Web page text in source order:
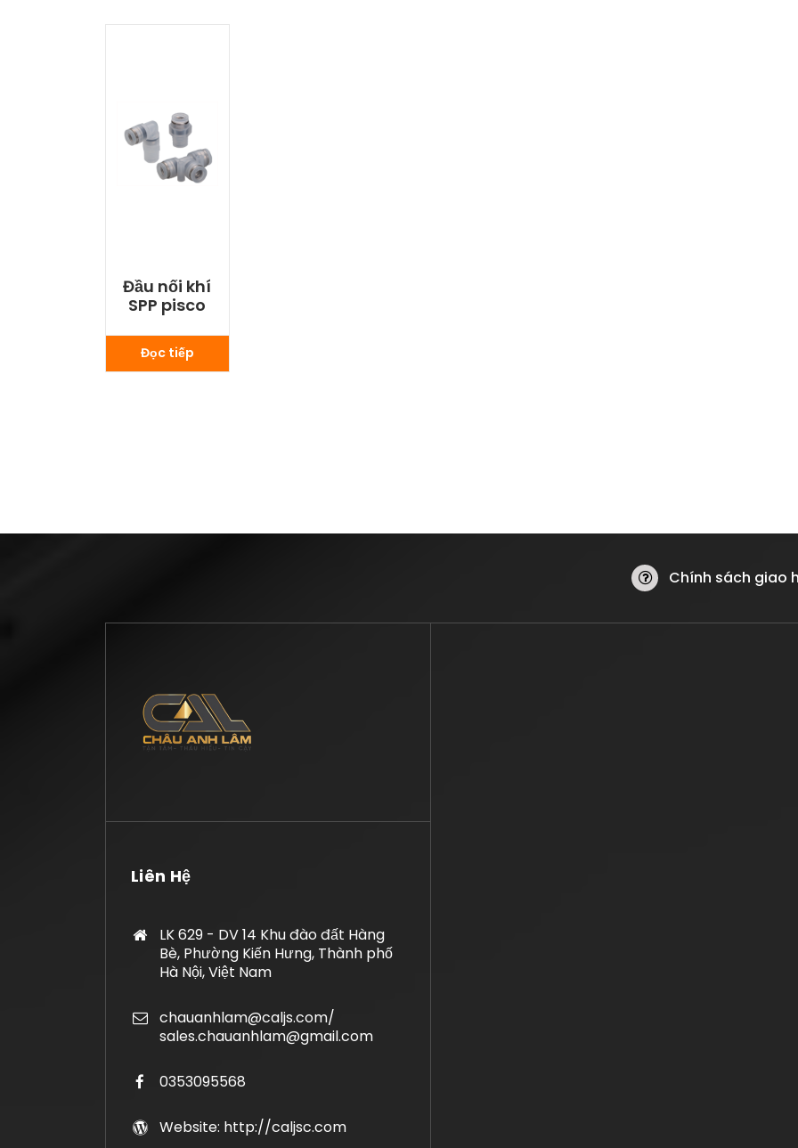
Đầu nối khí
SPP pisco
Đọc tiếp
Chính sách giao
Liên Hệ
LK 629 - DV 14 Khu đào đất Hàng
Bè, Phường Kiến Hưng, Thành phố
Hà Nội, Việt Nam
chauanhlam@caljs.com/
sales.chauanhlam@gmail.com
0353095568
Website: http://caljsc.com